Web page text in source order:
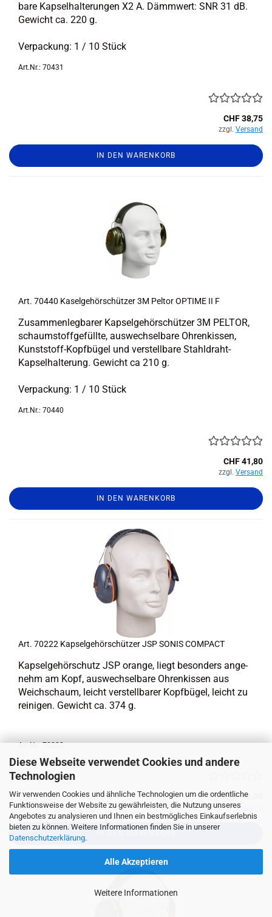
Diese Webseite verwendet Cookies und andere
Technologien
Wir verwenden Cookies und ähnliche Technologien um die ordentliche
Funktionsweise der Website zu gewährleisten, die Nutzung unseres
Angebotes zu analysieren und Ihnen ein bestmögliches Einkaufserlebnis
bieten zu können. Weitere Informationen finden Sie in unserer
Datenschutzerklärung.
Alle Akzeptieren
Weitere Informationen
ba­re Kap­sel­hal­te­run­gen X2 A. Dämm­wert: SNR 31 dB.
Ge­wicht ca. 220 g.
Ver­pa­ckung: 1 / 10 Stück
Art.Nr.: 70431
CHF 38,75
zzgl. Versand
IN DEN WARENKORB
Art. 70440 Ka­sel­ge­hör­schüt­zer 3M Pel­tor OP­TI­ME II F
Zu­sam­men­leg­ba­rer Kap­sel­ge­hör­schüt­zer 3M PEL­TOR,
schaum­stoff­ge­füll­te, aus­wech­sel­ba­re Oh­ren­kis­sen,
Kunststoff-​Kopfbügel und ver­stell­ba­re Stahldraht-​
Kapselhalterung. Ge­wicht ca 210 g.
Ver­pa­ckung: 1 / 10 Stück
Art.Nr.: 70440
CHF 41,80
zzgl. Versand
IN DEN WARENKORB
Art. 70222 Kap­sel­ge­hör­schüt­zer JSP SONIS COM­PACT
Kap­sel­ge­hör­schutz JSP oran­ge, liegt be­son­ders an­ge­
nehm am Kopf, aus­wech­sel­ba­re Oh­ren­kis­sen aus
Weich­schaum, leicht ver­stell­ba­rer Kopf­bü­gel, leicht zu
rei­ni­gen. Ge­wicht ca. 374 g.
Art.Nr.: 70222
CHF 42,00
zzgl.Versand